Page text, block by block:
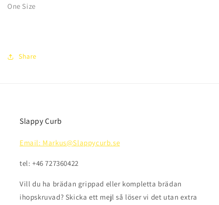
One Size
Share
Slappy Curb
Email: Markus@Slappycurb.se
tel: +46 727360422
Vill du ha brädan grippad eller kompletta brädan
ihopskruvad? Skicka ett mejl så löser vi det utan extra